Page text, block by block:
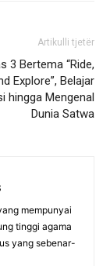
Artikulli tjetër
3 Bertema “Ride,
Explore”, Belajar
hingga Mengenal
Dunia Satwa
mempunyai
tinggi agama
yang sebenar-